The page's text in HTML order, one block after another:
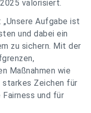
valorisiert.
Aufgabe ist
und dabei ein
zu sichern. Mit der
Maßnahmen wie
starkes Zeichen für
und für